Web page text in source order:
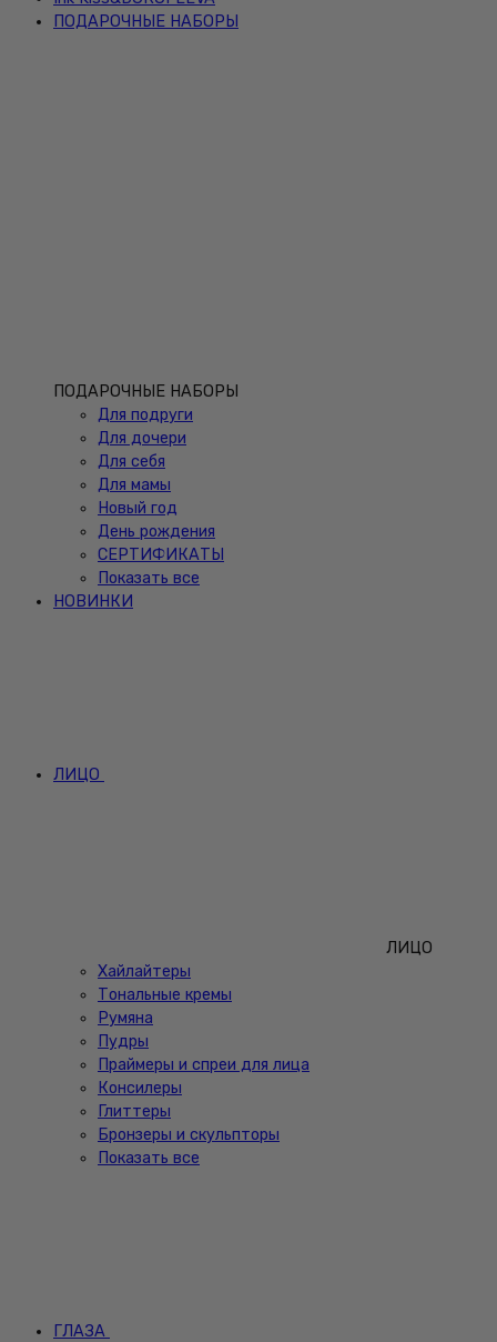
ПОДАРОЧНЫЕ НАБОРЫ
ПОДАРОЧНЫЕ НАБОРЫ
Для подруги
Для дочери
Для себя
Для мамы
Новый год
День рождения
СЕРТИФИКАТЫ
Показать все
НОВИНКИ
ЛИЦО
ЛИЦО
Хайлайтеры
Тональные кремы
Румяна
Пудры
Праймеры и спреи для лица
Консилеры
Глиттеры
Бронзеры и скульпторы
Показать все
ГЛАЗА